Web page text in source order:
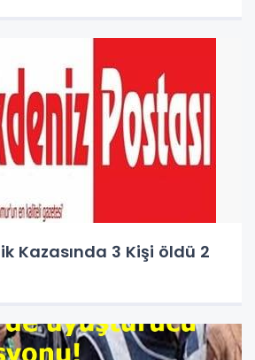
Kazasında 3 Kişi öldü 2